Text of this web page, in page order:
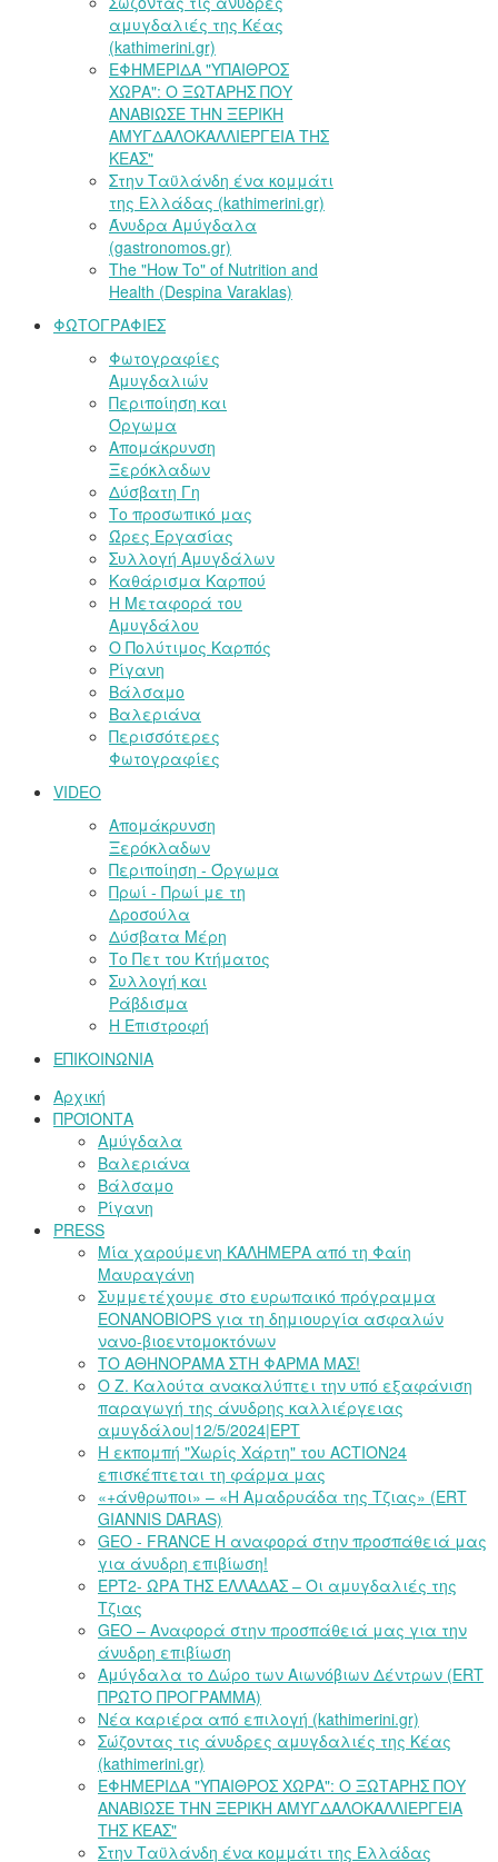
αμυγδαλιές της Κέας
(kathimerini.gr)
ΕΦΗΜΕΡΙΔΑ "ΥΠΑΙΘΡΟΣ
ΧΩΡΑ": Ο ΞΩΤΑΡΗΣ ΠΟΥ
ΑΝΑΒΙΩΣΕ ΤΗΝ ΞΕΡΙΚΗ
ΑΜΥΓΔΑΛΟΚΑΛΛΙΕΡΓΕΙΑ ΤΗΣ
ΚΕΑΣ"
Στην Ταϋλάνδη ένα κομμάτι
της Ελλάδας (kathimerini.gr)
Άνυδρα Αμύγδαλα
(gastronomos.gr)
The "How To" of Nutrition and
Health (Despina Varaklas)
ΦΩΤΟΓΡΑΦΙΕΣ
Φωτογραφίες
Αμυγδαλιών
Περιποίηση και
Όργωμα
Απομάκρυνση
Ξερόκλαδων
Δύσβατη Γη
Το προσωπικό μας
Ώρες Εργασίας
Συλλογή Αμυγδάλων
Καθάρισμα Καρπού
Η Μεταφορά του
Αμυγδάλου
Ο Πολύτιμος Καρπός
Ρίγανη
Βάλσαμο
Βαλεριάνα
Περισσότερες
Φωτογραφίες
VIDEO
Απομάκρυνση
Ξερόκλαδων
Περιποίηση - Όργωμα
Πρωί - Πρωί με τη
Δροσούλα
Δύσβατα Μέρη
Το Πετ του Κτήματος
Συλλογή και
Ράβδισμα
Η Επιστροφή
ΕΠΙΚΟΙΝΩΝΙΑ
Αρχική
ΠΡΟΪΟΝΤΑ
Αμύγδαλα
Βαλεριάνα
Βάλσαμο
Ρίγανη
PRESS
Μία χαρούμενη ΚΑΛΗΜΕΡΑ από τη Φαίη
Μαυραγάνη
Συμμετέχουμε στο ευρωπαικό πρόγραμμα
EONANOBIOPS για τη δημιουργία ασφαλών
νανο-βιοεντομοκτόνων
ΤΟ ΑΘΗΝΟΡΑΜΑ ΣΤΗ ΦΑΡΜΑ ΜΑΣ!
Ο Ζ. Καλούτα ανακαλύπτει την υπό εξαφάνιση
παραγωγή της άνυδρης καλλιέργειας
αμυγδάλου|12/5/2024|ΕΡΤ
Η εκπομπή "Χωρίς Χάρτη" του ACTION24
επισκέπτεται τη φάρμα μας
«+άνθρωποι» – «Η Αμαδρυάδα της Τζιας» (ERT
GIANNIS DARAS)
GEO - FRANCE Η αναφορά στην προσπάθειά μας
για άνυδρη επιβίωση!
ΕΡΤ2- ΩΡΑ ΤΗΣ ΕΛΛΑΔΑΣ – Οι αμυγδαλιές της
Τζιας
GEO – Αναφορά στην προσπάθειά μας για την
άνυδρη επιβίωση
Αμύγδαλα το Δώρο των Αιωνόβιων Δέντρων (ERT
ΠΡΩΤΟ ΠΡΟΓΡΑΜΜΑ)
Νέα καριέρα από επιλογή (kathimerini.gr)
Σώζοντας τις άνυδρες αμυγδαλιές της Κέας
(kathimerini.gr)
ΕΦΗΜΕΡΙΔΑ "ΥΠΑΙΘΡΟΣ ΧΩΡΑ": Ο ΞΩΤΑΡΗΣ ΠΟΥ
ΑΝΑΒΙΩΣΕ ΤΗΝ ΞΕΡΙΚΗ ΑΜΥΓΔΑΛΟΚΑΛΛΙΕΡΓΕΙΑ
ΤΗΣ ΚΕΑΣ"
Στην Ταϋλάνδη ένα κομμάτι της Ελλάδας